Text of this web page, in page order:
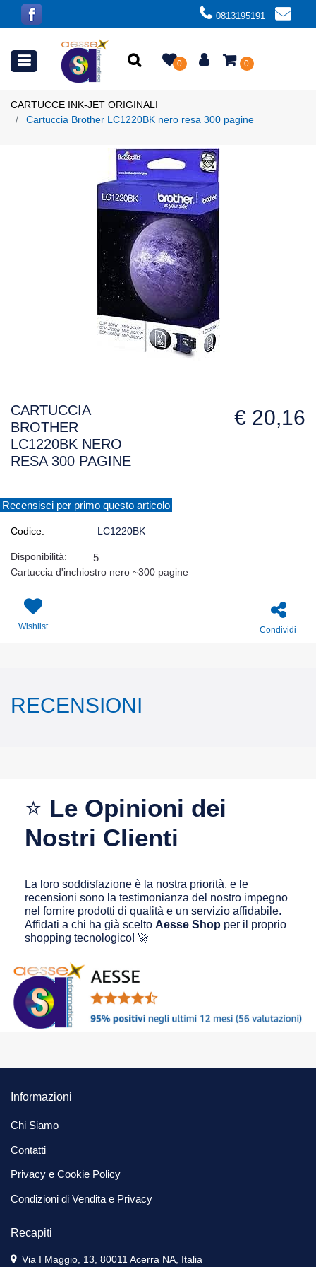
0813195191
Open menu 0 0
CARTUCCE INK-JET ORIGINALI
Cartuccia Brother LC1220BK nero resa 300 pagine
CARTUCCIA
BROTHER
LC1220BK NERO
RESA 300 PAGINE
€ 20,16
Recensisci per primo questo articolo
Codice: LC1220BK
Disponibilità: 5
Cartuccia d'inchiostro nero ~300 pagine
Wishlist Condividi
RECENSIONI
⭐ Le Opinioni dei
Nostri Clienti
La loro soddisfazione è la nostra priorità, e le
recensioni sono la testimonianza del nostro impegno
nel fornire prodotti di qualità e un servizio affidabile.
Affidati a chi ha già scelto Aesse Shop per il proprio
shopping tecnologico! 🚀
Informazioni
Chi Siamo
Contatti
Privacy e Cookie Policy
Condizioni di Vendita e Privacy
Recapiti
Via I Maggio, 13, 80011 Acerra NA, Italia